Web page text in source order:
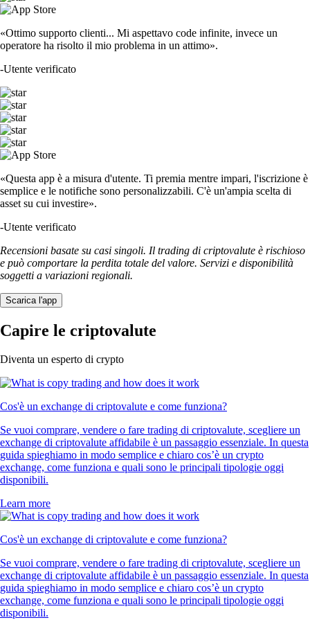
«Ottimo supporto clienti... Mi aspettavo code infinite, invece un
operatore ha risolto il mio problema in un attimo».
-Utente verificato
«Questa app è a misura d'utente. Ti premia mentre impari, l'iscrizione è
semplice e le notifiche sono personalizzabili. C'è un'ampia scelta di
asset su cui investire».
-Utente verificato
Recensioni basate su casi singoli. Il trading di criptovalute è rischioso
e può comportare la perdita totale del valore. Servizi e disponibilità
soggetti a variazioni regionali.
Scarica l'app
Capire le criptovalute
Diventa un esperto di crypto
Cos'è un exchange di criptovalute e come funziona?
Se vuoi comprare, vendere o fare trading di criptovalute, scegliere un
exchange di criptovalute affidabile è un passaggio essenziale. In questa
guida spieghiamo in modo semplice e chiaro cos’è un crypto
exchange, come funziona e quali sono le principali tipologie oggi
disponibili.
Learn more
Cos'è un exchange di criptovalute e come funziona?
Se vuoi comprare, vendere o fare trading di criptovalute, scegliere un
exchange di criptovalute affidabile è un passaggio essenziale. In questa
guida spieghiamo in modo semplice e chiaro cos’è un crypto
exchange, come funziona e quali sono le principali tipologie oggi
disponibili.